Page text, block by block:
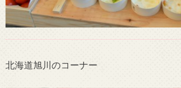
北海道旭川のコーナー